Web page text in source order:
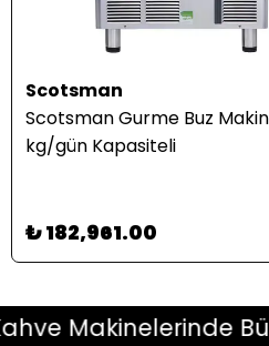
Scotsman
Scotsman Gurme Buz
kg/gün Kapasiteli
₺ 182,961.00
Makinelerinde